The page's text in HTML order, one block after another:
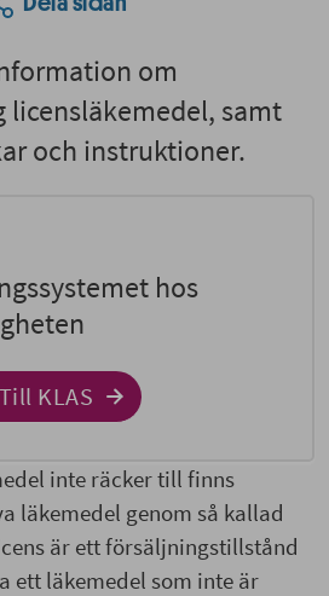
om
licensläkemedel, samt
och instruktioner.
hos
Till KLAS
inte räcker till finns
läkemedel genom så kallad
är ett försäljningstillstånd
ett läkemedel som inte är